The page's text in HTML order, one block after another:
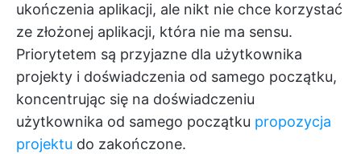
ukończenia aplikacji, ale nikt nie chce korzystać
ze złożonej aplikacji, która nie ma sensu.
Priorytetem są przyjazne dla użytkownika
projekty i doświadczenia od samego początku,
koncentrując się na doświadczeniu
użytkownika od samego początku propozycja
projektu do zakończone.